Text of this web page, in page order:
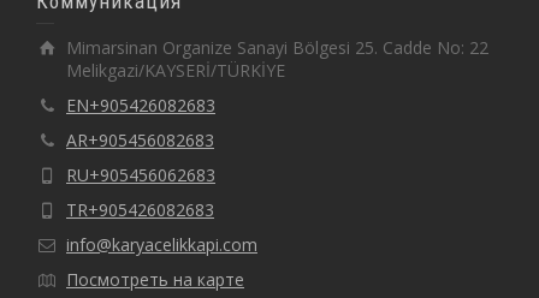
Mimarsinan Organize Sanayi Bölgesi 25. Cadde No: 22
Melikgazi/KAYSERİ/TÜRKİYE
EN+905426082683
AR+905456082683
RU+905456062683
TR+905426082683
info@karyacelikkapi.com
Посмотреть на карте